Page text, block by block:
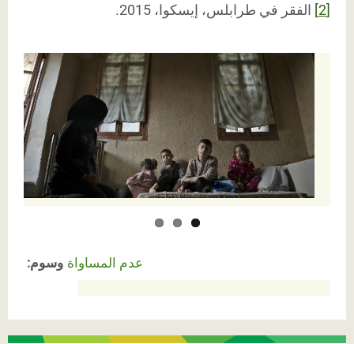
[2] الفقر في طرابلس، إيسكوا، 2015.
وسوم: عدم المساواة